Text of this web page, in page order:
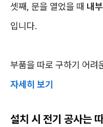
셋째, 문을 열었을 때 내
입니다.
부품을 따로 구하기 어려
자세히 보기
설치 시 전기 공사는